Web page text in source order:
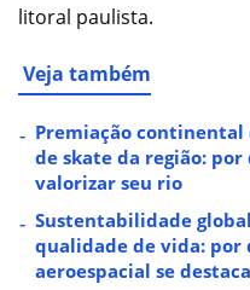
litoral paulista.
Veja também
Premiação
de skate da região:
valorizar seu rio
Sustentabilidade
qualidade de vida: por
aeroespacial se destaca